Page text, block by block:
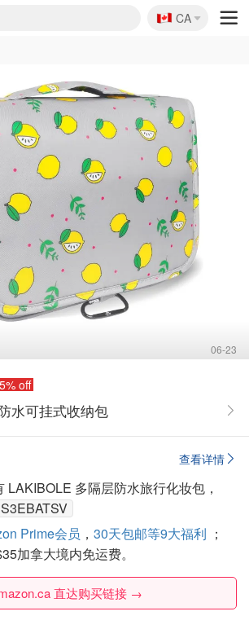
🇨🇦
CA
06-23
off
水可挂式收纳包
查看详情
LAKIBOLE 多隔层防水旅行化妆包，
S3EBATSV
Prime会员 ， 30天包邮等9大福利 ；
加拿大境内免运费。
直达购买链接 →